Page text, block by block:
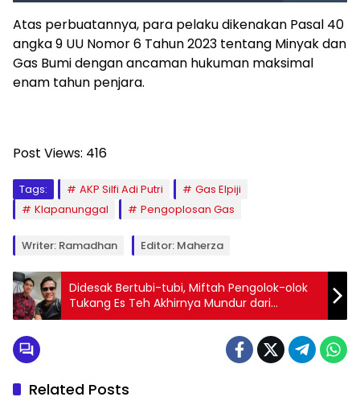
Atas perbuatannya, para pelaku dikenakan Pasal 40
angka 9 UU Nomor 6 Tahun 2023 tentang Minyak dan
Gas Bumi dengan ancaman hukuman maksimal
enam tahun penjara.
Post Views: 416
Tags: AKP Silfi Adi Putri
Gas Elpiji
Klapanunggal
Pengoplosan Gas
Writer: Ramadhan Editor: Maherza
Didesak Bertubi-tubi, Miftah Pengolok-olok
Tukang Es Teh Akhirnya Mundur dari
Jabatan Utusan Khusus Presiden
Related Posts